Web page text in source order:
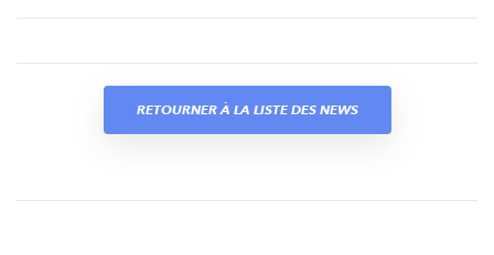
RETOURNER À LA LISTE DES NEWS